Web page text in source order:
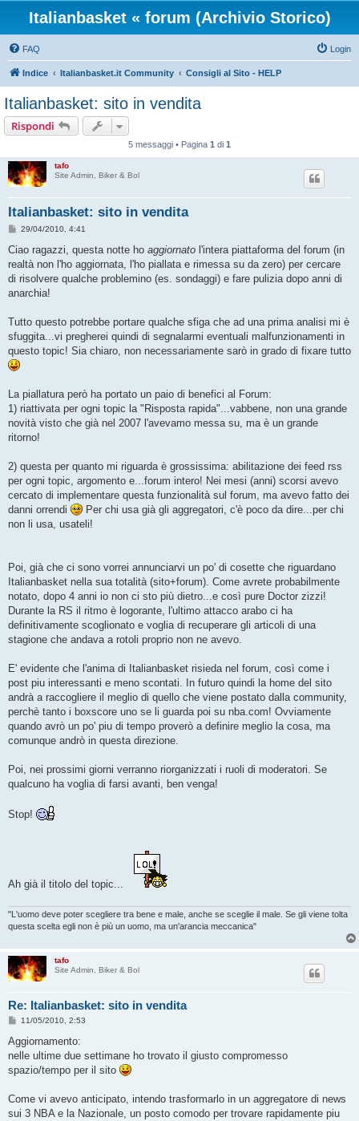
Italianbasket « forum (Archivio Storico)
FAQ Login
Indice Italianbasket.it Community Consigli al Sito - HELP
Italianbasket: sito in vendita
Rispondi
5 messaggi • Pagina 1 di 1
tafo
Site Admin, Biker & Bol
Italianbasket: sito in vendita
M
s
a
g
i
29/04/2010, 4:41
Ciao ragazzi, questa notte ho aggiornato l'intera piattaforma del forum (in
realtà non l'ho aggiornata, l'ho piallata e rimessa su da zero) per cercare
di risolvere qualche problemino (es. sondaggi) e fare pulizia dopo anni di
anarchia!
Tutto questo potrebbe portare qualche sfiga che ad una prima analisi mi è
sfuggita...vi pregherei quindi di segnalarmi eventuali malfunzionamenti in
questo topic! Sia chiaro, non necessariamente sarò in grado di fixare tutto
La piallatura però ha portato un paio di benefici al Forum:
1) riattivata per ogni topic la "Risposta rapida"...vabbene, non una grande
novità visto che già nel 2007 l'avevamo messa su, ma è un grande
ritorno!
2) questa per quanto mi riguarda è grossissima: abilitazione dei feed rss
per ogni topic, argomento e...forum intero! Nei mesi (anni) scorsi avevo
cercato di implementare questa funzionalità sul forum, ma avevo fatto dei
danni orrendi
Per chi usa già gli aggregatori, c'è poco da dire...per chi
non li usa, usateli!
Poi, già che ci sono vorrei annunciarvi un po' di cosette che riguardano
Italianbasket nella sua totalità (sito+forum). Come avrete probabilmente
notato, dopo 4 anni io non ci sto più dietro...e così pure Doctor zizzi!
Durante la RS il ritmo è logorante, l'ultimo attacco arabo ci ha
definitivamente scoglionato e voglia di recuperare gli articoli di una
stagione che andava a rotoli proprio non ne avevo.
E' evidente che l'anima di Italianbasket risieda nel forum, così come i
post piu interessanti e meno scontati. In futuro quindi la home del sito
andrà a raccogliere il meglio di quello che viene postato dalla community,
perchè tanto i boxscore uno se li guarda poi su nba.com! Ovviamente
quando avrò un po' piu di tempo proverò a definire meglio la cosa, ma
comunque andrò in questa direzione.
Poi, nei prossimi giorni verranno riorganizzati i ruoli di moderatori. Se
qualcuno ha voglia di farsi avanti, ben venga!
Stop!
Ah già il titolo del topic...
"L'uomo deve poter scegliere tra bene e male, anche se sceglie il male. Se gli viene tolta
questa scelta egli non è più un uomo, ma un'arancia meccanica"
tafo
Site Admin, Biker & Bol
Re: Italianbasket: sito in vendita
M
s
s
a
g
o
11/05/2010, 2:53
Aggiornamento:
nelle ultime due settimane ho trovato il giusto compromesso
spazio/tempo per il sito
Come vi avevo anticipato, intendo trasformarlo in un aggregatore di news
sui 3 NBA e la Nazionale, un posto comodo per trovare rapidamente piu